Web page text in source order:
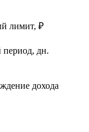
лимит, ₽
дн.
дохода